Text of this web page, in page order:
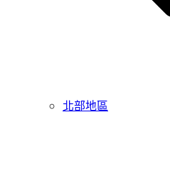
北部地區